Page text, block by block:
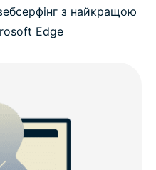
з найкращою
Edge